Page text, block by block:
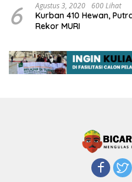
6 Agustus 3, 2020 600 Lihat
Kurban 410 Hewan,
Rekor MURI